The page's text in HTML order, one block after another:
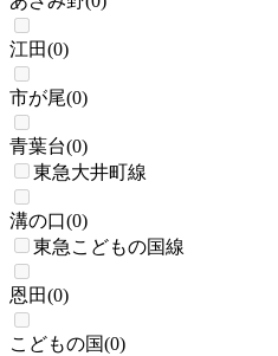
江田(0)
市が尾(0)
青葉台(0)
東急大井町線
溝の口(0)
東急こどもの国線
恩田(0)
こどもの国(0)